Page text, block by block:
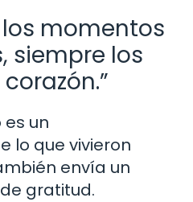
momentos
siempre los
es un
lo que vivieron
envía un
gratitud.